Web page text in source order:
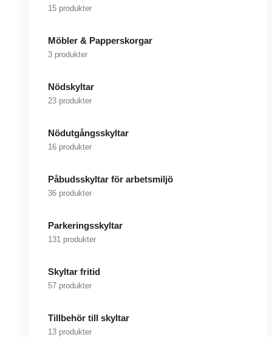
15 produkter
Möbler & Papperskorgar
3 produkter
Nödskyltar
23 produkter
Nödutgångsskyltar
16 produkter
Påbudsskyltar för arbetsmiljö
36 produkter
Parkeringsskyltar
131 produkter
Skyltar fritid
57 produkter
Tillbehör till skyltar
13 produkter